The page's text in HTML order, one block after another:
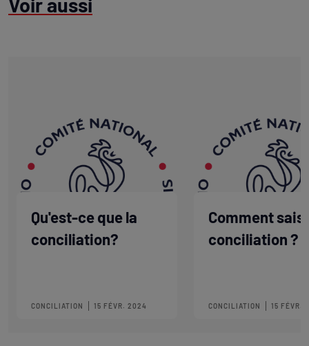
Qu'est-ce que la
conciliation?
CONCILIATION 15 FÉVR. 2024
Comment
conciliation ?
CONCILIATION 15 FÉVR.